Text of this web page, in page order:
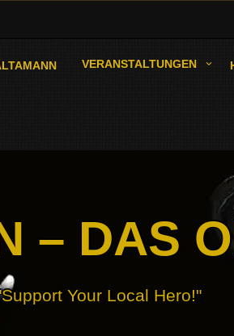
VERANSTALTUNGEN
– DAS
Your Local Hero!"